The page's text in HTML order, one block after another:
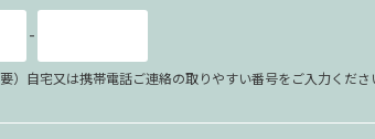
-
）自宅又は携帯電話ご連絡の取りやすい番号をご入力くださ